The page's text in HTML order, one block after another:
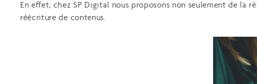
En effet, chez SP Digital nous proposons non seulement de la
réécriture de contenus.